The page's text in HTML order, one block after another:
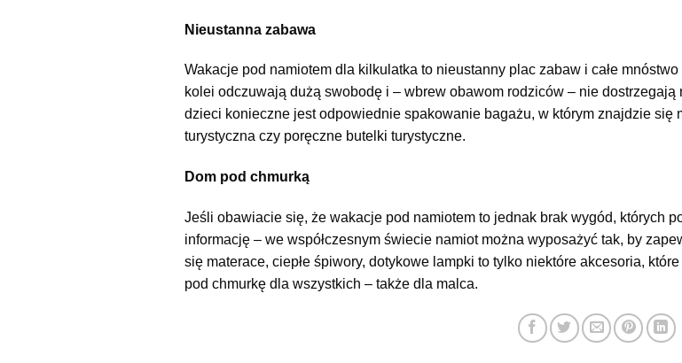
Nieustanna zabawa
Wakacje pod namiotem dla kilkulatka to nieustanny plac zabaw i całe
kolei odczuwają dużą swobodę i – wbrew obawom rodziców – nie
dzieci konieczne jest odpowiednie spakowanie bagażu, w którym znajdzie się
turystyczna czy poręczne butelki turystyczne.
Dom pod chmurką
Jeśli obawiacie się, że wakacje pod namiotem to jednak brak wygód, których
informację – we współczesnym świecie namiot można wyposażyć tak, by
się materace, ciepłe śpiwory, dotykowe lampki to tylko niektóre akcesoria,
pod chmurkę dla wszystkich – także dla malca.